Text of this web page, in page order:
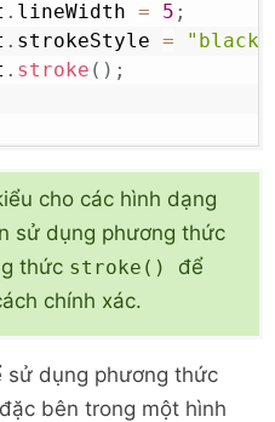
. lineWidth = 5 ;
. strokeStyle = "black"
. stroke ( ) ;
cho các hình dạng
sử dụng phương thức
thức stroke() để
chính xác.
sử dụng phương thức
bên trong một hình